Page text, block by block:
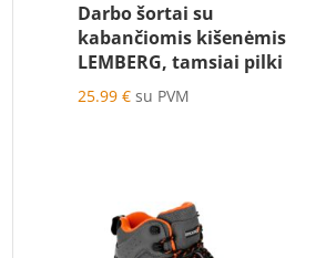
Darbo šortai su
kabančiomis kišenėmis
LEMBERG, tamsiai pilki
25.99 € su PVM